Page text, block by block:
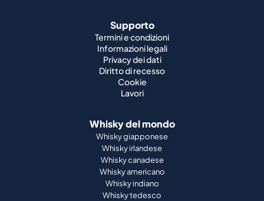
Supporto
Termini e condizioni
Informazioni legali
Privacy dei dati
Diritto di recesso
Cookie
Lavori
Whisky del mondo
Whisky giapponese
Whisky irlandese
Whisky canadese
Whisky americano
Whisky indiano
Whisky tedesco